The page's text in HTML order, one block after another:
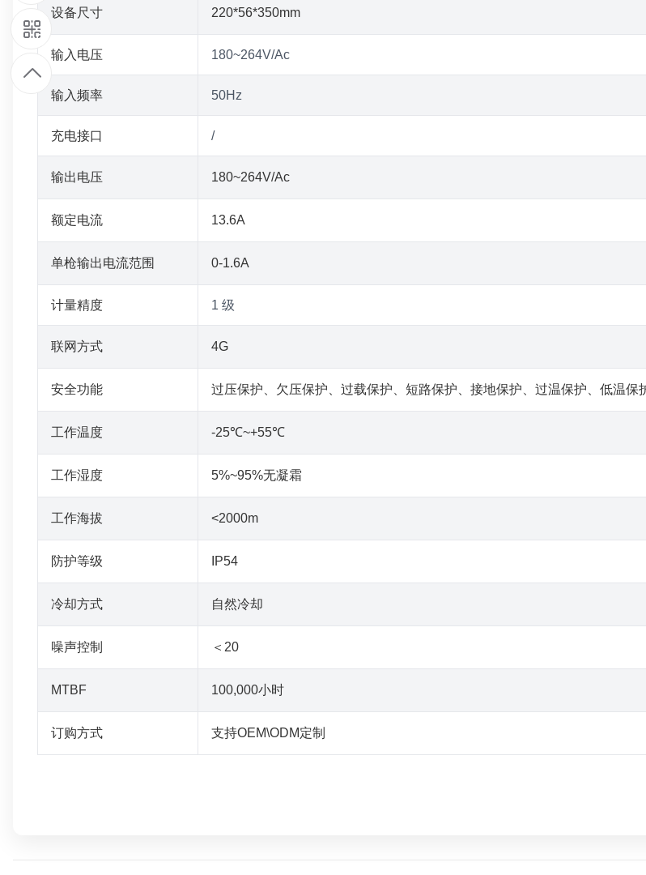
设备尺寸 220*56*350mm
输入电压 180~264V/Ac
输入频率 50Hz
充电接口 /
输出电压 180~264V/Ac
额定电流 13.6A
单枪输出电流范围 0-1.6A
计量精度 1 级
联网方式 4G
安全功能 过压保护、欠压保护、过载保护、短路保护、接地保护、过温保护、低温保
工作温度 -25℃~+55℃
工作湿度 5%~95%无凝霜
工作海拔 <2000m
防护等级 IP54
冷却方式 自然冷却
噪声控制 ＜20
MTBF 100,000小时
订购方式 支持OEM\ODM定制
1
9
7
9
4
8
6
5